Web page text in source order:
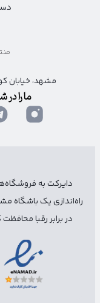
مشهد، خیابان
ما را
دایرکت به
راه‌اندازی یک باشگاه
در برابر رقبا